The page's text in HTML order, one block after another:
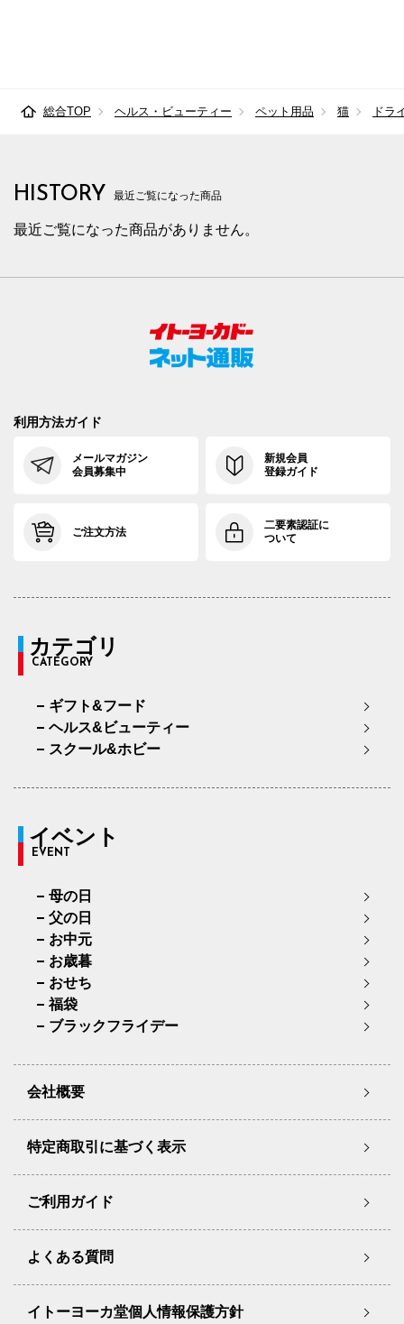
総合TOP ヘルス・ビューティー ペット用品 猫 ドラ
HISTORY 最近ご覧になった商品
最近ご覧になった商品がありません。
利用方法ガイド
メールマガジン
会員募集中
新規会員
登録ガイド
ご注文方法
二要素認証に
ついて
カテゴリ
CATEGORY
ギフト&フード
ヘルス&ビューティー
スクール&ホビー
イベント
EVENT
母の日
父の日
お中元
お歳暮
おせち
福袋
ブラックフライデー
会社概要
特定商取引に基づく表示
ご利用ガイド
よくある質問
イトーヨーカ堂個人情報保護方針